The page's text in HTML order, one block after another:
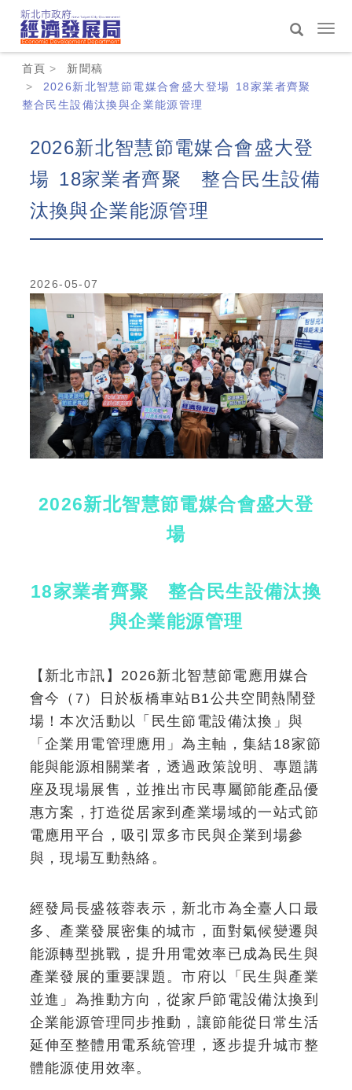
選
搜
首頁
新聞稿
2026新北智慧節電媒合會盛大登場 18家業者齊聚
整合民生設備汰換與企業能源管理
2026新北智慧節電媒合會盛大登
場 18家業者齊聚 整合民生設備
汰換與企業能源管理
2026-05-07
2026新北智慧節電媒合會盛大登
場
18家業者齊聚 整合民生設備汰換
與企業能源管理
【新北市訊】2026新北智慧節電應用媒合
會今（7）日於板橋車站B1公共空間熱鬧登
場！本次活動以「民生節電設備汰換」與
「企業用電管理應用」為主軸，集結18家節
能與能源相關業者，透過政策說明、專題講
座及現場展售，並推出市民專屬節能產品優
惠方案，打造從居家到產業場域的一站式節
電應用平台，吸引眾多市民與企業到場參
與，現場互動熱絡。
經發局長盛筱蓉表示，新北市為全臺人口最
多、產業發展密集的城市，面對氣候變遷與
能源轉型挑戰，提升用電效率已成為民生與
產業發展的重要課題。市府以「民生與產業
並進」為推動方向，從家戶節電設備汰換到
企業能源管理同步推動，讓節能從日常生活
延伸至整體用電系統管理，逐步提升城市整
體能源使用效率。